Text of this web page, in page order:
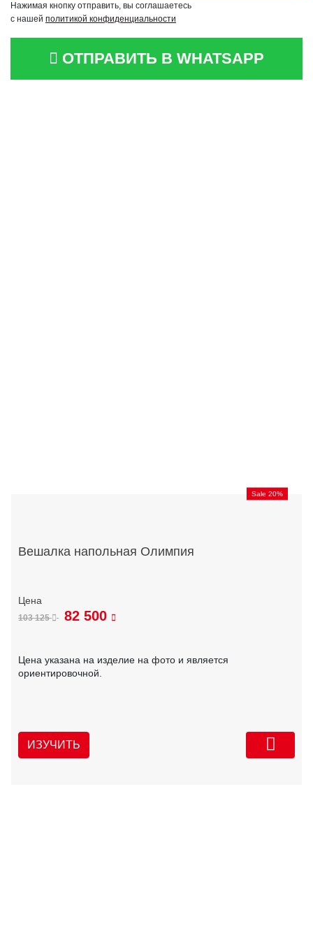
Нажимая кнопку отправить, вы соглашаетесь
с нашей политикой конфиденциальности
ОТПРАВИТЬ В WHATSAPP
Sale 20%
Вешалка напольная Олимпия
103 125 82 500
Цена указана на изделие на фото и является
ориентировочной.
ИЗУЧИТЬ